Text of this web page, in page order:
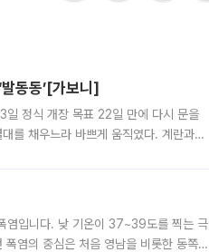
동동’[가보니]
일 정식 개장 목표 22일 만에 다시 문을
를 채우느라 바쁘게 움직였다. 계란과
염입니다. 낮 기온이 37~39도를 찍는 극
염의 중심은 처음 영남을 비롯한 동쪽